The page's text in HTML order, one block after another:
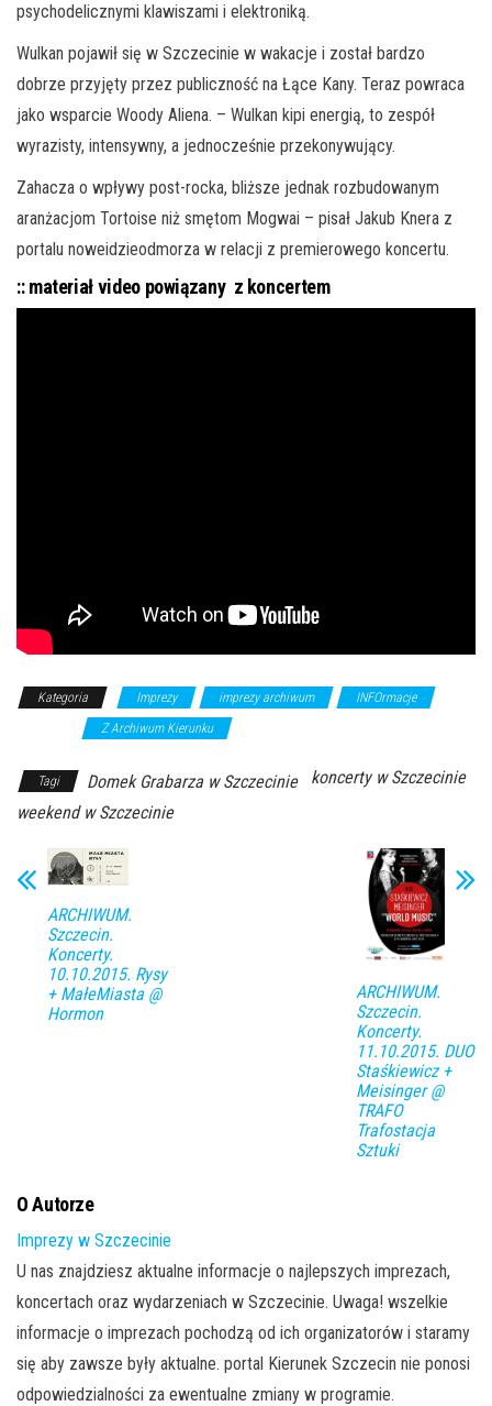
psychodelicznymi klawiszami i elektroniką.
Wulkan pojawił się w Szczecinie w wakacje i został bardzo
dobrze przyjęty przez publiczność na Łące Kany. Teraz powraca
jako wsparcie Woody Aliena. – Wulkan kipi energią, to zespół
wyrazisty, intensywny, a jednocześnie przekonywujący.
Zahacza o wpływy post-rocka, bliższe jednak rozbudowanym
aranżacjom Tortoise niż smętom Mogwai – pisał Jakub Knera z
portalu noweidzieodmorza w relacji z premierowego koncertu.
:: materiał video powiązany z koncertem
Kategoria Imprezy imprezy archiwum
INFOrmacje
Z Archiwum Kierunku
Tagi Domek Grabarza w Szczecinie
koncerty w Szczecinie
weekend w Szczecinie
ARCHIWUM.
Szczecin.
Koncerty.
10.10.2015. Rysy
+ MałeMiasta @
Hormon
ARCHIWUM.
Szczecin.
Koncerty.
11.10.2015. DUO
Staśkiewicz +
Meisinger @
TRAFO
Trafostacja
Sztuki
O Autorze
Imprezy w Szczecinie
U nas znajdziesz aktualne informacje o najlepszych imprezach,
koncertach oraz wydarzeniach w Szczecinie. Uwaga! wszelkie
informacje o imprezach pochodzą od ich organizatorów i staramy
się aby zawsze były aktualne. portal Kierunek Szczecin nie ponosi
odpowiedzialności za ewentualne zmiany w programie.